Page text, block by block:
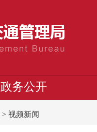
政务公开
> 视频新闻